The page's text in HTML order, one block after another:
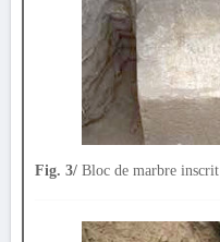
Fig. 3/ Bloc de marbre inscrit